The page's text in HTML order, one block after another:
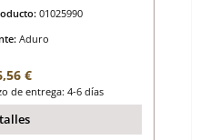
01025990
Aduro
normal:
€
de entrega: 4-6 días